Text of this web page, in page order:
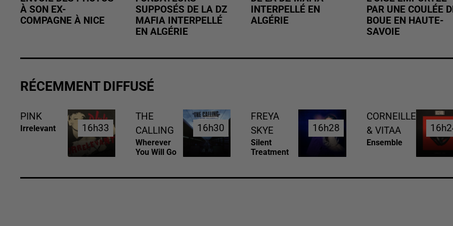
À SON EX-
COMPAGNE À NICE
SUPPOSÉS DE LA DZ
MAFIA INTERPELLÉ
EN ALGÉRIE
INTERPELLÉ EN
ALGÉRIE
PAR UNE COULÉE
BOUE EN HAUTE-
SAVOIE
RÉCEMMENT DIFFUSÉ
PINK
Irrelevant 16h33
16h33
THE
CALLING
Wherever
You Will Go
16h30
16h30
FREYA
SKYE
Silent
Treatment
16h28
16h28
CORNEILLE
& VITAA
Ensemble